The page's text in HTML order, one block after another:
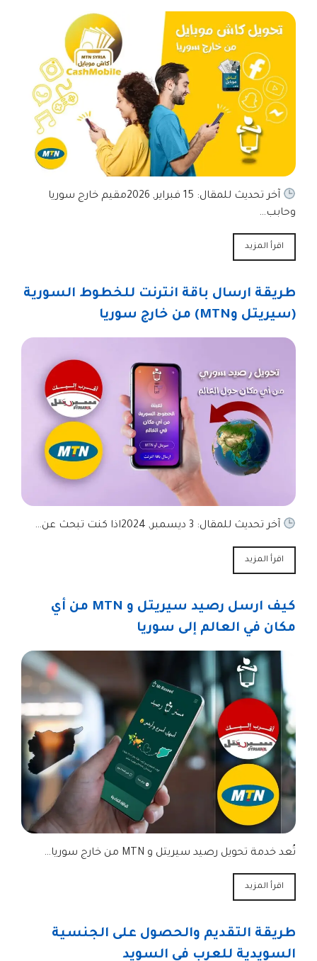
آخر تحديث للمقال: 15 فبراير, 2026مقيم خارج سوريا
وحابب…
اقرأ المزيد
طريقة ارسال باقة انترنت للخطوط السورية
(سيريتل وMTN) من خارج سوريا
آخر تحديث للمقال: 3 ديسمبر, 2024اذا كنت تبحث عن…
اقرأ المزيد
كيف ارسل رصيد سيريتل و MTN من أي
مكان في العالم إلى سوريا
تُعد خدمة تحويل رصيد سيريتل و MTN من خارج سوريا…
اقرأ المزيد
طريقة التقديم والحصول على الجنسية
السويدية للعرب في السويد